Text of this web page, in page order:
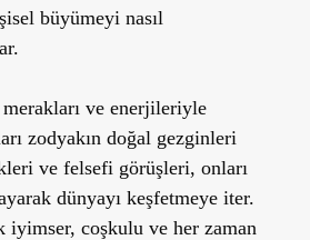
büyümeyi nasıl
ve enerjileriyle
zodyakın doğal gezginleri
ve felsefi görüşleri, onları
dünyayı keşfetmeye iter.
iyimser, coşkulu ve her zaman